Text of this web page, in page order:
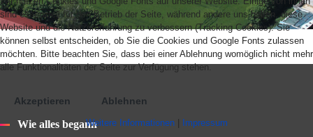
Wie alles begann
sind essenziell für den Betrieb der Seite, während andere uns helfen, diese
Website und die Nutzererfahrung zu verbessern (Tracking Cookies). Sie
können selbst entscheiden, ob Sie die Cookies und Google Fonts zulassen
möchten. Bitte beachten Sie, dass bei einer Ablehnung womöglich nicht mehr
alle Funktionalitäten der Seite zur Verfügung stehen.
Akzeptieren Ablehnen
Weitere Informationen| Impressum